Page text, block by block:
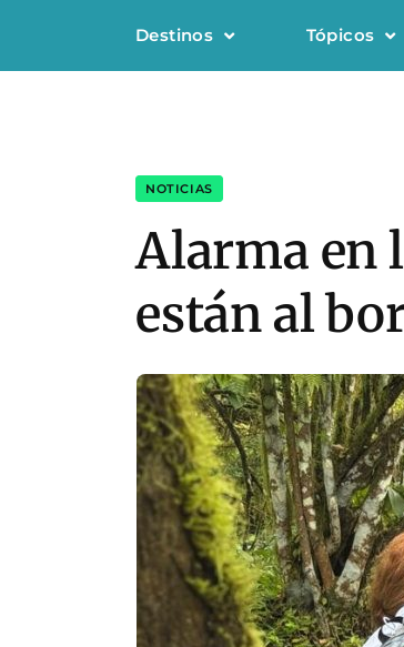
Destinos Tópicos
NOTICIAS
Alarma en
están al